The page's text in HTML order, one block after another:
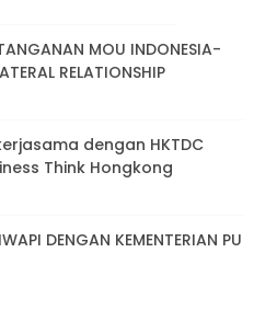
MOU INDONESIA-
RELATIONSHIP
dengan HKTDC
Think Hongkong
DENGAN KEMENTERIAN PU